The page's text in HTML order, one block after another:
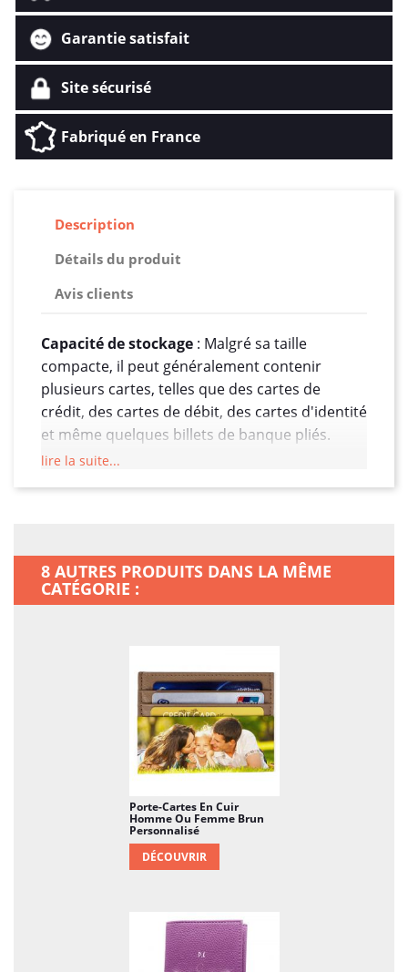
Garantie satisfait
Site sécurisé
Fabriqué en France
Description
Détails du produit
Avis clients
Capacité de stockage : Malgré sa taille
compacte, il peut généralement contenir
plusieurs cartes, telles que des cartes de
crédit, des cartes de débit, des cartes d'identité
et même quelques billets de banque pliés.
Esthétique élégante
soigneusement pensé pour être à la fois
qui s'adaptent à différents styles personnels.
Polyvalence d'utilisation: En plus d'être
de solution de voyage légère lorsque vous avez
uniquement besoin d'emporter l'essentiel.
: notre porte-cartes est conçu avec
une ouverture pratique qui vous permet
d'accéder rapidement et facilement à vos
lire la suite...
8 AUTRES PRODUITS DANS LA MÊME
CATÉGORIE :
Porte-Cartes En Cuir
Homme Ou Femme Brun
Personnalisé
DÉCOUVRIR